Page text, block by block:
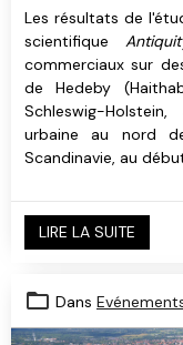
Les résultats de
scientifique
commerciaux sur
de Hedeby
Schleswig-
urbaine au nord
Scandinavie, au
LIRE LA SUITE
Dans